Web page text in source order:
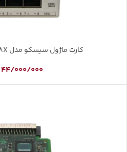
کارت ماژول سیسکو مدل Cisco C9300-NM-8X
44/000/000